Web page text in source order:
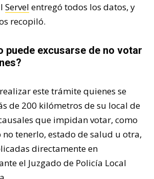
Servel entregó todos los datos, y
recopiló.
puede excusarse de no votar
este trámite quienes se
de 200 kilómetros de su local de
que impidan votar, como
no tenerlo, estado de salud u otra,
directamente en
el Juzgado de Policía Local